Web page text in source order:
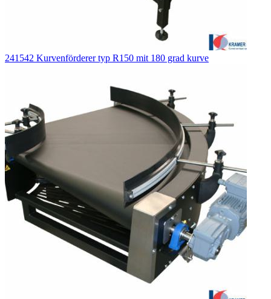
241542 Kurvenförderer typ R150 mit 180 grad kurve